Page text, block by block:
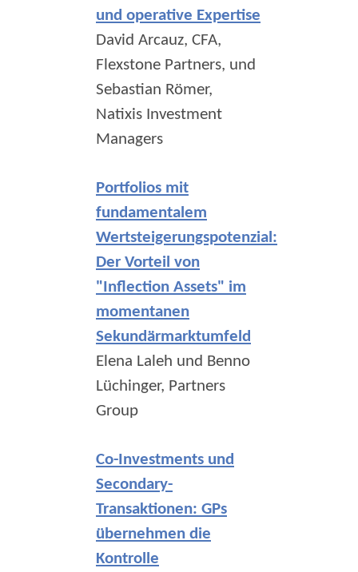
und operative Expertise
David Arcauz, CFA,
Flexstone Partners, und
Sebastian Römer,
Natixis Investment
Managers
Portfolios mit
fundamentalem
Wertsteigerungspotenzial:
Der Vorteil von
"Inflection Assets" im
momentanen
Sekundärmarktumfeld
Elena Laleh und Benno
Lüchinger, Partners
Group
Co-Investments und
Secondary-
Transaktionen: GPs
übernehmen die
Kontrolle